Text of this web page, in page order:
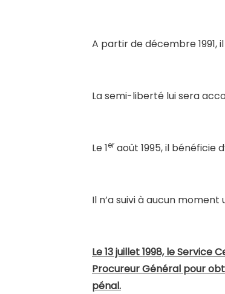
A partir de décembre
La semi-liberté lui sera
Le 1er août 1995, il bénéficie
Il n’a suivi à aucun
Le 13 juillet 1998, le Service
Procureur Général pour
pénal.